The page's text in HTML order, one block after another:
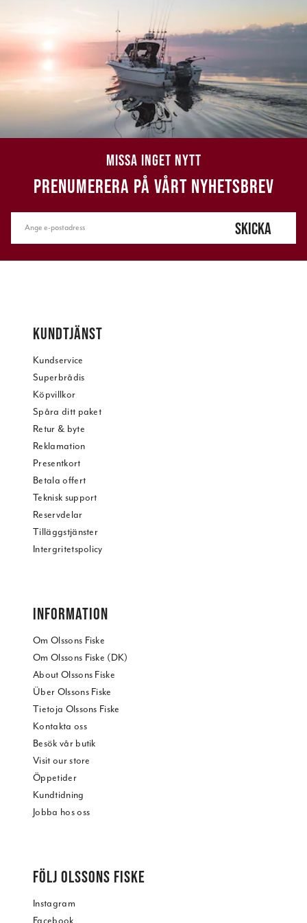
MISSA INGET NYTT
PRENUMERERA PÅ VÅRT NYHETSBREV
SKICKA
KUNDTJÄNST
Kundservice
Superbrådis
Köpvillkor
Spåra ditt paket
Retur & byte
Reklamation
Presentkort
Betala offert
Teknisk support
Reservdelar
Tilläggstjänster
Intergritetspolicy
INFORMATION
Om Olssons Fiske
Om Olssons Fiske (DK)
About Olssons Fiske
Über Olssons Fiske
Tietoja Olssons Fiske
Kontakta oss
Besök vår butik
Visit our store
Öppetider
Kundtidning
Jobba hos oss
FÖLJ OLSSONS FISKE
Instagram